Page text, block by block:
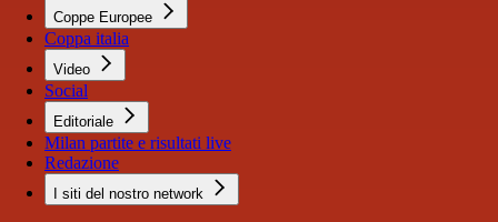
Coppe Europee
Coppa italia
Video
Social
Editoriale
Milan partite e risultati live
Redazione
I siti del nostro network